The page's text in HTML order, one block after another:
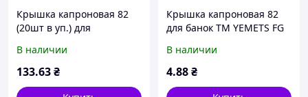
Крышка капроновая 82
(20шт в уп.) для
В наличии
133.63₴
Крышка капроновая 82
для банок ТМ YEMETS FG
В наличии
4.88₴